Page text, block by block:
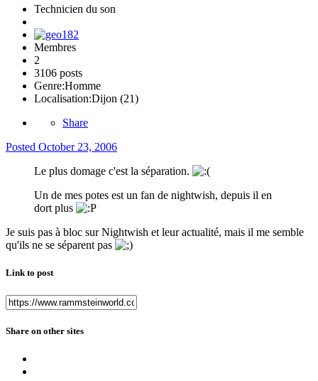
Technicien du son
Membres
2
3106 posts
Genre:Homme
Localisation:Dijon (21)
Share
Posted October 23, 2006
Le plus domage c'est la séparation.
Un de mes potes est un fan de nightwish, depuis il en
dort plus
Je suis pas à bloc sur Nightwish et leur actualité, mais il me semble
qu'ils ne se séparent pas
Link to post
Share on other sites